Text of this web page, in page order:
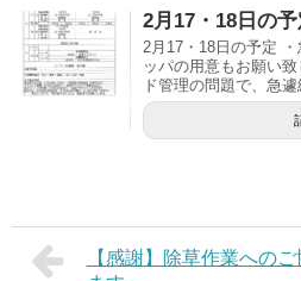
2月17・18日の予
2月17・18日の予定
ッパの用意もお願い
ド管理の問題で、急
【感謝】除草作業への